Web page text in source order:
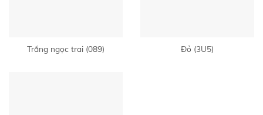
Trắng ngọc trai (089) Đỏ (3U5)